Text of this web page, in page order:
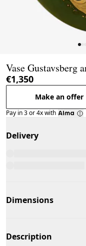
Vase Gustavsberg
€1,350
Make an offer
Pay in 3 or 4x with
Delivery
Dimensions
Description